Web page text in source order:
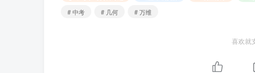
# 中考
# 几何 # 万维
喜欢就